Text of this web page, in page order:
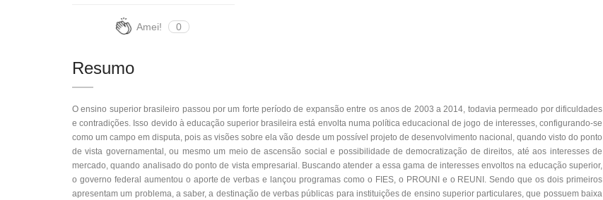
Amei! 0
Resumo
O ensino superior brasileiro passou por um forte período de expansão entre os anos de 2003 a 2014, todavia permeado por dificuldades
e contradições. Isso devido à educação superior brasileira está envolta numa política educacional de jogo de interesses, configurando-se
como um campo em disputa, pois as visões sobre ela vão desde um possível projeto de desenvolvimento nacional, quando visto do ponto
de vista governamental, ou mesmo um meio de ascensão social e possibilidade de democratização de direitos, até aos interesses de
mercado, quando analisado do ponto de vista empresarial. Buscando atender a essa gama de interesses envoltos na educação superior,
o governo federal aumentou o aporte de verbas e lançou programas como o FIES, o PROUNI e o REUNI. Sendo que os dois primeiros
apresentam um problema, a saber, a destinação de verbas públicas para instituições de ensino superior particulares, que possuem baixa